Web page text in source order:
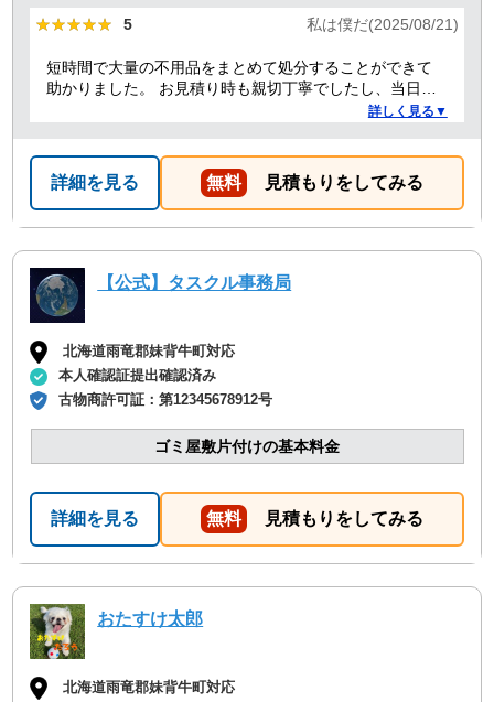
★★★★★
★★★★★ 5 私は僕だ(2025/08/21)
短時間で大量の不用品をまとめて処分することができて
助かりました。 お見積り時も親切丁寧でしたし、当日作
業を担当してくれた方たちも礼儀正しく気持ちよく対応
詳しく見る▼
詳細を見る 無料 見積もりをしてみる
【公式】タスクル事務局
北海道雨竜郡妹背牛町対応
本人確認証提出確認済み
古物商許可証：第12345678912号
ゴミ屋敷片付けの基本料金
詳細を見る 無料 見積もりをしてみる
おたすけ太郎
北海道雨竜郡妹背牛町対応